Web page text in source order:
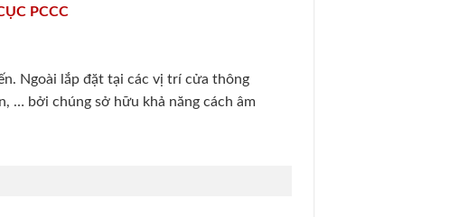
PCCC
Ngoài lắp đặt tại các vị trí cửa thông
… bởi chúng sở hữu khả năng cách âm